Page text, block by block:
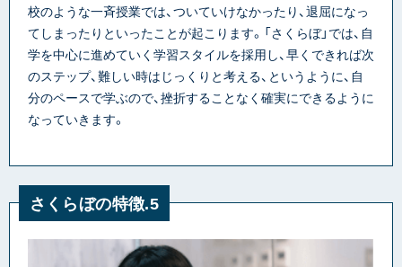
校のような一斉授業では、ついていけなかったり、退屈になっ
てしまったりといったことが起こります。「さくらぼ」では、自
学を中心に進めていく学習スタイルを採用し、早くできれば次
のステップ、難しい時はじっくりと考える、というように、自
分のペースで学ぶので、挫折することなく確実にできるように
なっていきます。
さくらぼの特徴.5